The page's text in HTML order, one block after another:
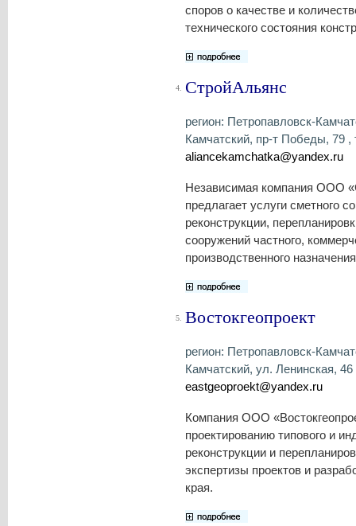
споров о качестве и
технического состояния
4. СтройАльянс
регион: Петропавловск-
Камчатский, пр-т Победы, 79
aliancekamchatka@yandex.ru
Независимая компания ООО
предлагает услуги сметного
реконструкции,
сооружений частного,
производственного
5. Востокгеопроект
регион: Петропавловск-
Камчатский, ул. Ленинская,
eastgeoproekt@yandex.ru
Компания ООО
проектированию типового и
реконструкции и
экспертизы проектов и
края.